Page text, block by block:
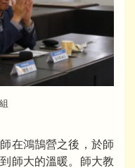
在鴻鵠營之後，於師
師大的溫暖。師大教